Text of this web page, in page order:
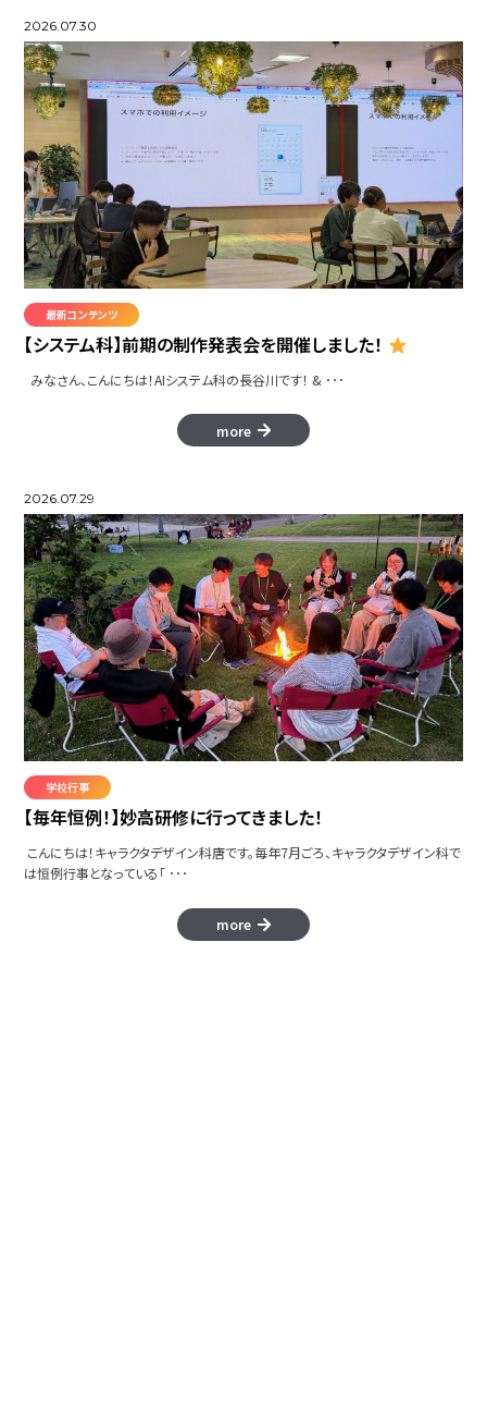
2026.07.30
最新コンテンツ
【システム科】前期の制作発表会を開催しました！
みなさん、こんにちは！AIシステム科の長谷川です！ & ･･･
more
2026.07.29
学校行事
【毎年恒例！】妙高研修に行ってきました！
こんにちは！キャラクタデザイン科唐です。毎年7月ごろ、キャラクタデザイン科で
は恒例行事となっている「 ･･･
more